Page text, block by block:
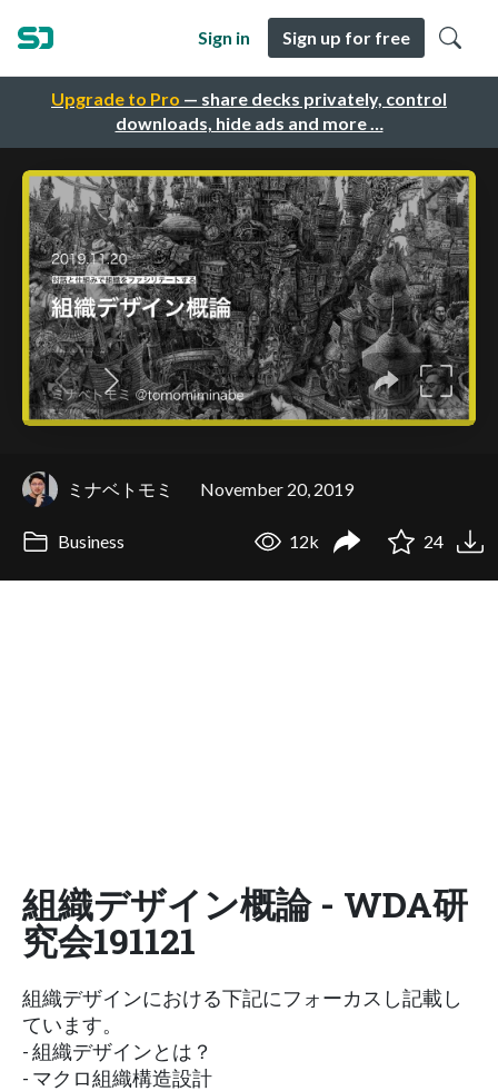
Upgrade to Pro — share decks privately, control
downloads, hide ads and more …
Sign in Sign up for free
ミナベトモミ November 20, 2019
Business 12k 24
組織デザイン概論 - WDA研
究会191121
組織デザインにおける下記にフォーカスし記載し
ています。
- 組織デザインとは？
- マクロ組織構造設計